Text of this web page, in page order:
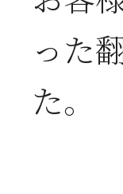
った
た。